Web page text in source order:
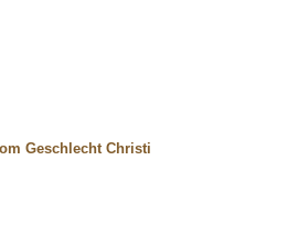
Geschlecht Christi